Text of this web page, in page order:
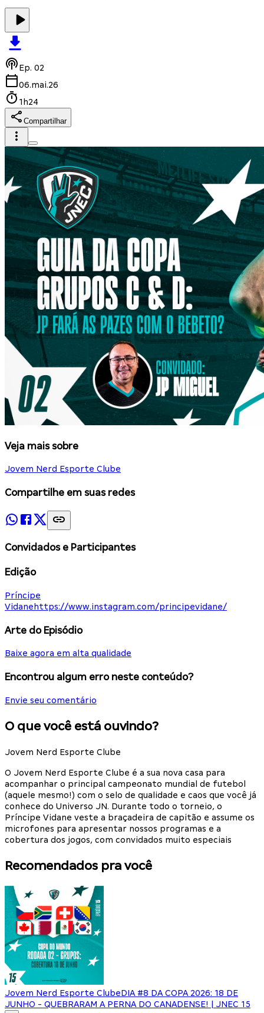
Ep. 02
06.mai.26
1h24
Compartilhar
Veja mais sobre
Jovem Nerd Esporte Clube
Compartilhe em suas redes
Convidados e Participantes
Edição
Príncipe
Vidane https://www.instagram.com/principevidane/
Arte do Episódio
Baixe agora em alta qualidade
Encontrou algum erro neste conteúdo?
Envie seu comentário
O que você está ouvindo?
Jovem Nerd Esporte Clube
O Jovem Nerd Esporte Clube é a sua nova casa para
acompanhar o principal campeonato mundial de futebol
(aquele mesmo!) com o selo de qualidade e caos que você já
conhece do Universo JN. Durante todo o torneio, o
Príncipe Vidane veste a braçadeira de capitão e assume os
microfones para apresentar nossos programas e a
cobertura dos jogos, com convidados muito especiais
Recomendados pra você
Jovem Nerd Esporte ClubeDIA #8 DA COPA 2026: 18 DE
JUNHO - QUEBRARAM A PERNA DO CANADENSE! | JNEC 15